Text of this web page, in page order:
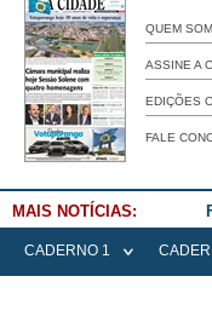
QUEM
ASSINE A
EDIÇÕES
FALE
MAIS NOTÍCIAS:
CADERNO 1